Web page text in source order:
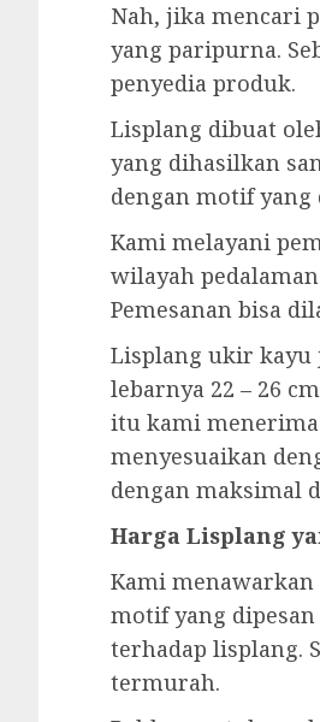
Nah, jika mencari
yang paripurna.
penyedia produk.
Lisplang dibuat
yang dihasilkan
dengan motif
Kami melayani
wilayah
Pemesanan bisa
Lisplang ukir
lebarnya 22 – 26
itu kami
menyesuaikan
dengan maksimal
Harga Lisplang
Kami
motif yang
terhadap lisplang.
termurah.